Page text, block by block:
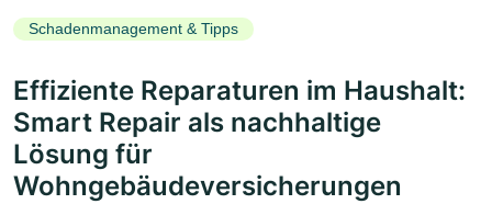
Schadenmanagement & Tipps
Effiziente Reparaturen im Haushalt:
Smart Repair als nachhaltige
Lösung für
Wohngebäudeversicherungen